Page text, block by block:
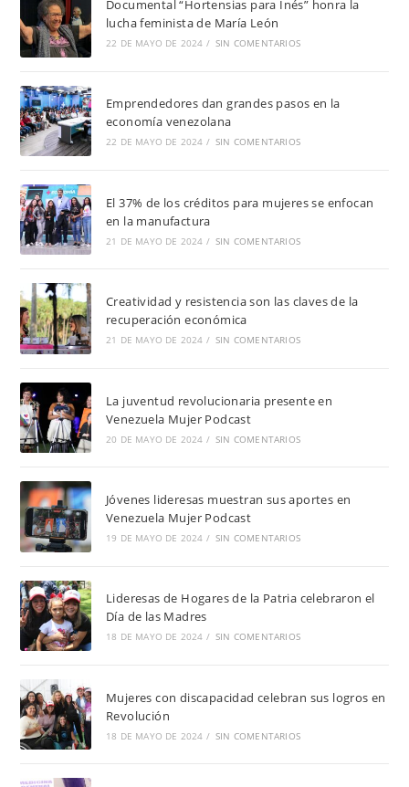
Documental “Hortensias para Inés” honra la
lucha feminista de María León
22 DE MAYO DE 2024 / SIN COMENTARIOS
Emprendedores dan grandes pasos en la
economía venezolana
22 DE MAYO DE 2024 / SIN COMENTARIOS
El 37% de los créditos para mujeres se enfocan
en la manufactura
21 DE MAYO DE 2024 / SIN COMENTARIOS
Creatividad y resistencia son las claves de la
recuperación económica
21 DE MAYO DE 2024 / SIN COMENTARIOS
La juventud revolucionaria presente en
Venezuela Mujer Podcast
20 DE MAYO DE 2024 / SIN COMENTARIOS
Jóvenes lideresas muestran sus aportes en
Venezuela Mujer Podcast
19 DE MAYO DE 2024 / SIN COMENTARIOS
Lideresas de Hogares de la Patria celebraron el
Día de las Madres
18 DE MAYO DE 2024 / SIN COMENTARIOS
Mujeres con discapacidad celebran sus logros en
Revolución
18 DE MAYO DE 2024 / SIN COMENTARIOS